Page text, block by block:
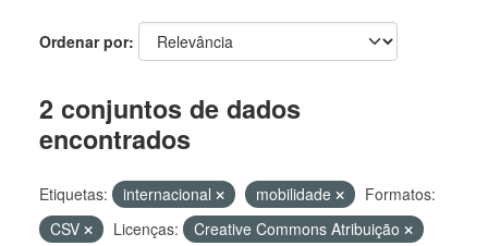
Ordenar por
2 conjuntos de dados
encontrados
Etiquetas: internacional mobilidade
Formatos:
CSV
Licenças:
Creative Commons Atribuição